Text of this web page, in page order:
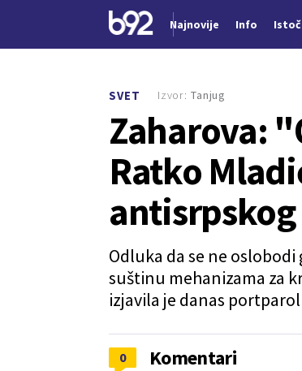
Najnovije Info
SVET
Zaharova:
Ratko
Odluka da se ne
suštinu mehanizama za
izjavila je danas
Izvor: Tanjug
0 Komentari